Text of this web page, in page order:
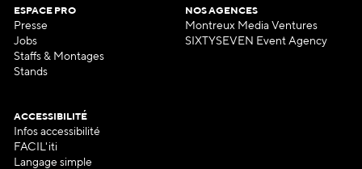
ESPACE PRO
Presse
Jobs
Staffs & Montages
Stands
NOS AGENCES
Montreux Media Ventures
SIXTYSEVEN Event Agency
ACCESSIBILITÉ
Infos accessibilité
FACIL'iti
Langage simple